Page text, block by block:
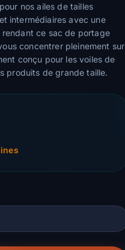
nos ailes de tailles
intermédiaires avec une
ce sac de portage
concentrer pleinement sur
conçu pour les voiles de
produits de grande taille.